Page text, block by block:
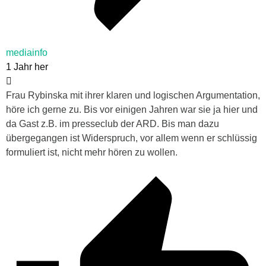
mediainfo
1 Jahr her
Frau Rybinska mit ihrer klaren und logischen Argumentation,
höre ich gerne zu. Bis vor einigen Jahren war sie ja hier und
da Gast z.B. im presseclub der ARD. Bis man dazu
übergegangen ist Widerspruch, vor allem wenn er schlüssig
formuliert ist, nicht mehr hören zu wollen.